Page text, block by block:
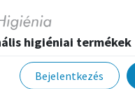
higiéniai termékek
Bejelentkezés